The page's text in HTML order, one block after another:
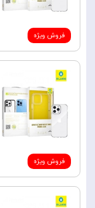
فروش ویژه
فروش ویژه